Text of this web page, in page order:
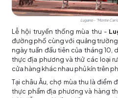
Lugano - "Monte
Lễ hội truyền thống mùa thu -
đường phố cùng với quảng
ngày tuần đầu tiên của tháng 10,
thực địa phương và thử các loại
cửa hàng khác nhau phủ kín trên
Tại châu Âu, chợ mùa thu là
thực phẩm địa phương và hàng